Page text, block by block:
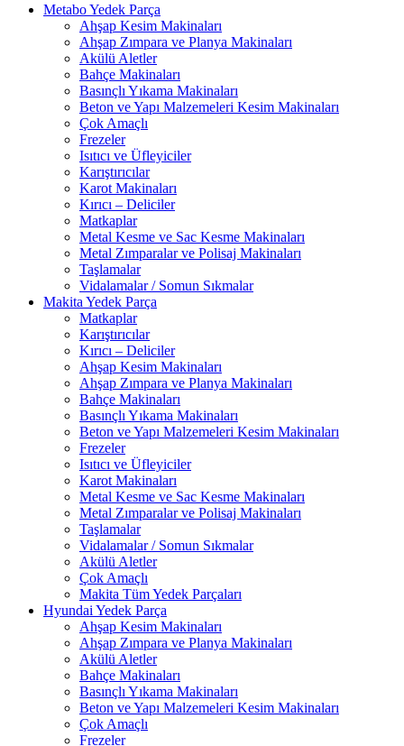
Metabo Yedek Parça
Ahşap Kesim Makinaları
Ahşap Zımpara ve Planya Makinaları
Akülü Aletler
Bahçe Makinaları
Basınçlı Yıkama Makinaları
Beton ve Yapı Malzemeleri Kesim Makinaları
Çok Amaçlı
Frezeler
Isıtıcı ve Üfleyiciler
Karıştırıcılar
Karot Makinaları
Kırıcı – Deliciler
Matkaplar
Metal Kesme ve Sac Kesme Makinaları
Metal Zımparalar ve Polisaj Makinaları
Taşlamalar
Vidalamalar / Somun Sıkmalar
Makita Yedek Parça
Matkaplar
Karıştırıcılar
Kırıcı – Deliciler
Ahşap Kesim Makinaları
Ahşap Zımpara ve Planya Makinaları
Bahçe Makinaları
Basınçlı Yıkama Makinaları
Beton ve Yapı Malzemeleri Kesim Makinaları
Frezeler
Isıtıcı ve Üfleyiciler
Karot Makinaları
Metal Kesme ve Sac Kesme Makinaları
Metal Zımparalar ve Polisaj Makinaları
Taşlamalar
Vidalamalar / Somun Sıkmalar
Akülü Aletler
Çok Amaçlı
Makita Tüm Yedek Parçaları
Hyundai Yedek Parça
Ahşap Kesim Makinaları
Ahşap Zımpara ve Planya Makinaları
Akülü Aletler
Bahçe Makinaları
Basınçlı Yıkama Makinaları
Beton ve Yapı Malzemeleri Kesim Makinaları
Çok Amaçlı
Frezeler